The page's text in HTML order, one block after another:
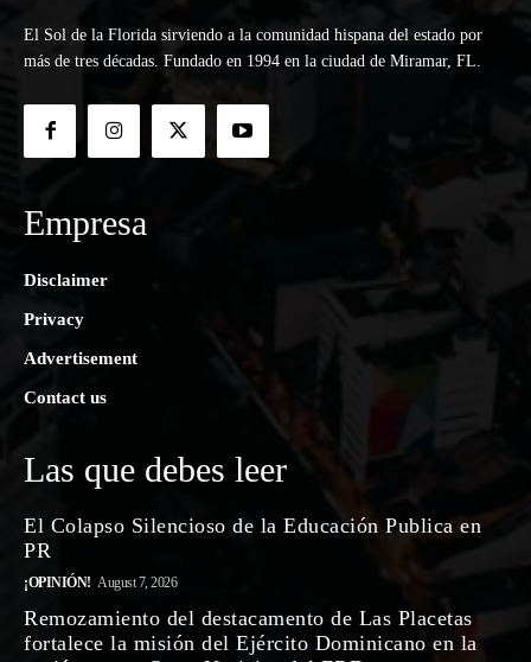
El Sol de la Florida sirviendo a la comunidad hispana del estado por
más de tres décadas. Fundado en 1994 en la ciudad de Miramar, FL.
Empresa
Disclaimer
Privacy
Advertisement
Contact us
Las que debes leer
El Colapso Silencioso de la Educación Publica en
PR
¡OPINIÓN! August 7, 2026
Remozamiento del destacamento de Las Placetas
fortalece la misión del Ejército Dominicano en la